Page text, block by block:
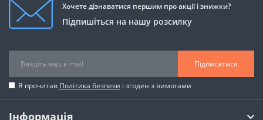
Хочете дізнаватися першим про акції і знижки?
Підпишіться на нашу розсилку
Підписатися
Я прочитав Політика безпеки і згоден з вимогами
Інформація